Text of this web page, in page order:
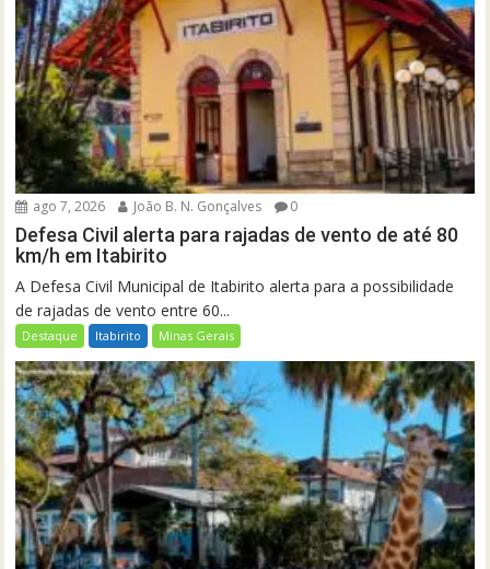
ago 7, 2026 João B. N. Gonçalves 0
Defesa Civil alerta para rajadas de vento de até 80
km/h em Itabirito
A Defesa Civil Municipal de Itabirito alerta para a possibilidade
de rajadas de vento entre 60...
Destaque Itabirito Minas Gerais